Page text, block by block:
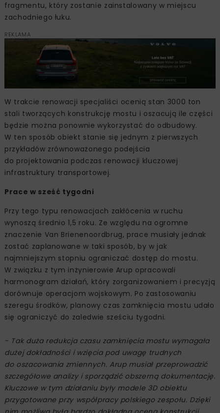
fragmentu, który zostanie zainstalowany w miejscu
zachodniego łuku.
REKLAMA
W trakcie renowacji specjaliści ocenią stan 3000 ton
stali tworzących konstrukcję mostu i oszacują ile części
będzie można ponownie wykorzystać do odbudowy.
W ten sposób obiekt stanie się jednym z pierwszych
przykładów zrównoważonego podejścia
do projektowania podczas renowacji kluczowej
infrastruktury transportowej.
Prace w sześć tygodni
Przy tego typu renowacjach zakłócenia w ruchu
wynoszą średnio 1,5 roku. Ze względu na ogromne
znaczenie Van Brienenoordbrug, prace musiały jednak
zostać zaplanowane w taki sposób, by w jak
najmniejszym stopniu ograniczać dostęp do mostu.
W związku z tym inżynierowie Arup opracowali
harmonogram działań, który zorganizowaniem i precyzją
dorównuje operacjom wojskowym. Po zastosowaniu
szeregu środków, planowy czas zamknięcia mostu udało
się ograniczyć do zaledwie sześciu tygodni.
- Tak duża redukcja czasu zamknięcia mostu wymagała
dużej dokładności i wzięcia pod uwagę trudnych
do oszacowania zmiennych. Arup musiał przeprowadzić
szczegółowe analizy i sporządzić obszerną dokumentację.
Kluczowe w tym działaniu były modele 3D obiektu
przygotowane przy współpracy polskiego zespołu. Dzięki